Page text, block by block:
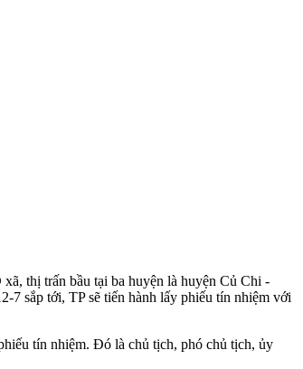
thị trấn bầu tại ba huyện là huyện Củ Chi -
sắp tới, TP sẽ tiến hành lấy phiếu tín nhiệm với
tín nhiệm. Đó là chủ tịch, phó chủ tịch, ủy